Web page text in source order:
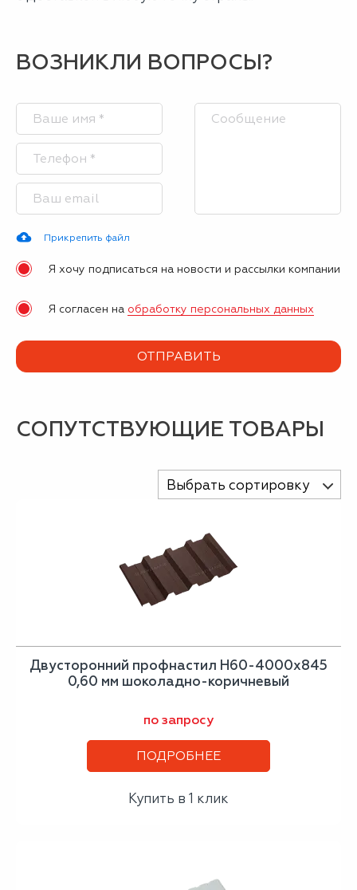
ВОЗНИКЛИ ВОПРОСЫ?
Прикрепить файл
Я хочу подписаться на новости и рассылки компании
Я согласен на обработку персональных данных
СОПУТСТВУЮЩИЕ ТОВАРЫ
Выбрать сортировку
Двусторонний профнастил Н60-4000х845
0,60 мм шоколадно-коричневый
по запросу
ПОДРОБНЕЕ
Купить в 1 клик